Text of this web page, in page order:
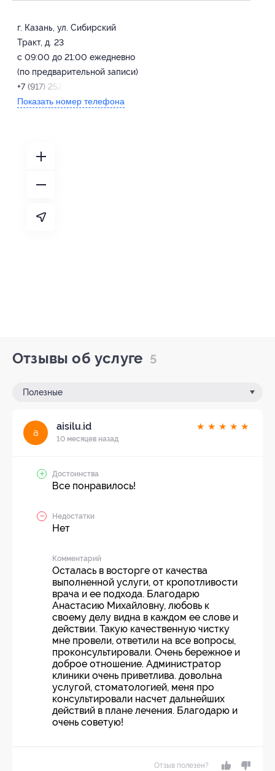
г. Казань, ул. Сибирский
Тракт, д. 23
с 09:00 до 21:00 ежедневно
(по предварительной записи)
+7 (917) 252-75-75
Показать номер телефона
Отзывы об услуге 5
Полезные
a
aisilu.id
10 месяцев назад
★ ★ ★ ★ ★
Достоинства
Все понравилось!
Недостатки
Нет
Комментарий
Осталась в восторге от качества
выполненной услуги, от кропотливости
врача и ее подхода. Благодарю
Анастасию Михайловну, любовь к
своему делу видна в каждом ее слове и
действии. Такую качественную чистку
мне провели, ответили на все вопросы,
проконсультировали. Очень бережное и
доброе отношение. Администратор
клиники очень приветлива. довольна
услугой, стоматологией, меня про
консультировали насчет дальнейших
действий в плане лечения. Благодарю и
очень советую!
Отзыв полезен?